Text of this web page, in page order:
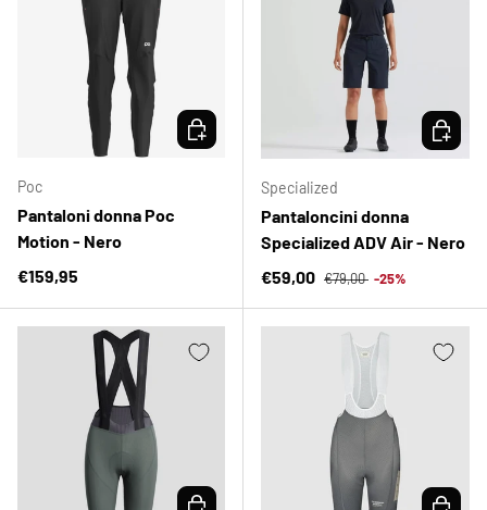
Poc
Pantaloni donna Poc
Motion - Nero
Prezzo normale
€159,95
SCEGLI OPZIONI
Specialized
Pantaloncini donna
Specialized ADV Air - Nero
Prezzo di vendita
€59,00 Prezzo normale
€79,00 -25%
SCEGLI
SCEGLI OPZIONI SCEGLI